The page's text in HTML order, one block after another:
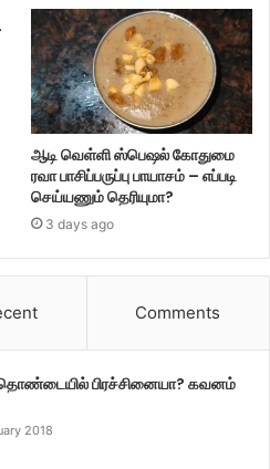
ஆடி வெள்ளி ஸ்பெஷல் கோதுமை
ரவா பாசிப்பருப்பு பாயாசம் – எப்படி
செய்யணும் தெரியுமா?
3 days ago
Comments
தொண்டையில் பிரச்சினையா? கவனம்
2018